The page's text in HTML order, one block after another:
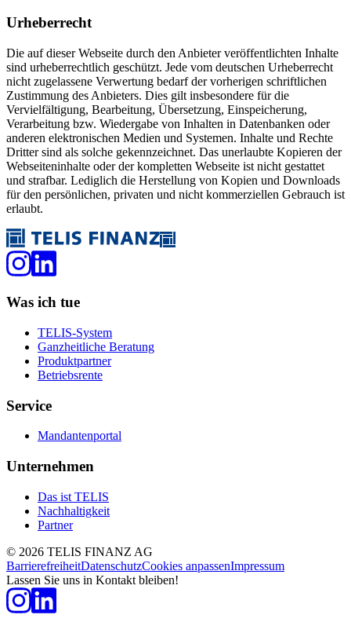
Urheberrecht
Die auf dieser Webseite durch den Anbieter veröffentlichten Inhalte
sind urheberrechtlich geschützt. Jede vom deutschen Urheberrecht
nicht zugelassene Verwertung bedarf der vorherigen schriftlichen
Zustimmung des Anbieters. Dies gilt insbesondere für die
Vervielfältigung, Bearbeitung, Übersetzung, Einspeicherung,
Verarbeitung bzw. Wiedergabe von Inhalten in Datenbanken oder
anderen elektronischen Medien und Systemen. Inhalte und Rechte
Dritter sind als solche gekennzeichnet. Das unerlaubte Kopieren der
Webseiteninhalte oder der kompletten Webseite ist nicht gestattet
und strafbar. Lediglich die Herstellung von Kopien und Downloads
für den persönlichen, privaten und nicht kommerziellen Gebrauch ist
erlaubt.
Was ich tue
TELIS-System
Ganzheitliche Beratung
Produktpartner
Betriebsrente
Service
Mandantenportal
Unternehmen
Das ist TELIS
Nachhaltigkeit
Partner
© 2026 TELIS FINANZ AG
BarrierefreiheitDatenschutzCookies anpassenImpressum
Lassen Sie uns in Kontakt bleiben!